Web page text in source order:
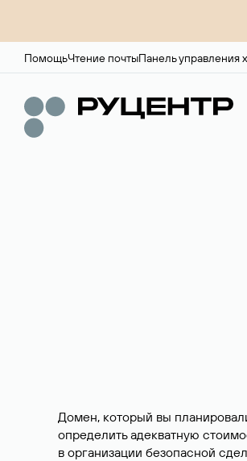
ПомощьЧтение почтыПанель управления
Домен, который вы
определить адекватную
в организации безопасной